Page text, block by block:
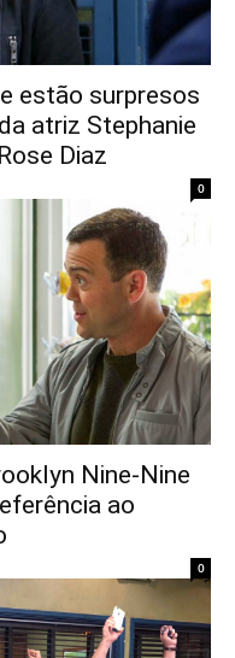
estão surpresos
atriz Stephanie
Diaz
0
Nine-Nine
ao
0